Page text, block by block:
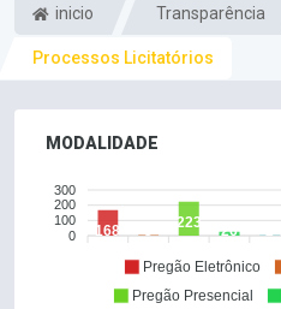
inicio Transparência
Processos Licitatórios
MODALIDADE
300
200
100
0 168 3
223
26 2
Pregão Eletrônico
Pregão Presencial